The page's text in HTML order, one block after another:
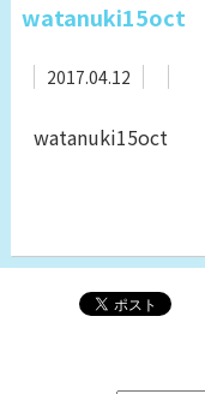
watanuki15oct
2017.04.12
watanuki15oct